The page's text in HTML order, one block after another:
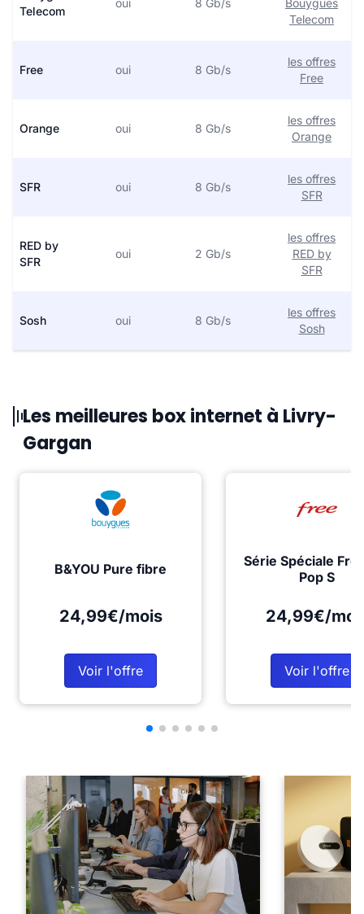
Telecom
oui 8 Gb/s
Bouygues
Telecom
Free oui 8 Gb/s
les offres
Free
Orange oui 8 Gb/s
les offres
Orange
SFR oui 8 Gb/s
les offres
SFR
RED by
SFR
oui 2 Gb/s
les offres
RED by
SFR
Sosh oui 8 Gb/s
les offres
Sosh
Les meilleures box internet à Livry-
Gargan
B&YOU Pure fibre
24,99€/mois
Voir l'offre
Série Spéciale
Pop S
24,99€/
Voir l'offre